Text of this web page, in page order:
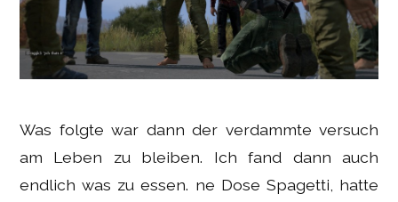
Was folgte war dann der verdammte versuch
am Leben zu bleiben. Ich fand dann auch
endlich was zu essen. ne Dose Spagetti, hatte